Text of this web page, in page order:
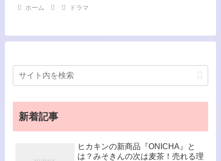
ホーム ドラマ
新着記事
ヒカキンの新商品『ONICHA』と
は？みそきんの次は麦茶！売れる理